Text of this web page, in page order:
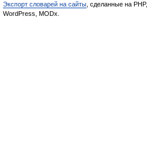
Экспорт словарей на сайты , сделанные на PHP,
WordPress, MODx.